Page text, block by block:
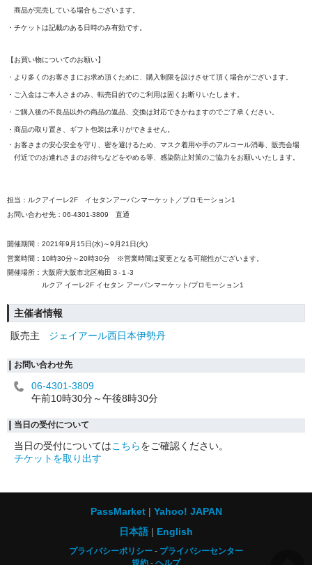
商品が完売している場合もございます。
・チケットは記載のある日時のみ有効です。
【お買い物についてのお願い】
・より多くのお客さまにお求め頂くために、購入制限を設けさせて頂く場合がございます。
・ご入金はご本人さまのみ、転売目的でのご利用は固くお断りいたします。
・ご購入後の不良品以外の商品の返品、交換は対応できかねますのでご了承ください。
・商品の取り置き、ギフト包装は承りができません。
・お客さまの安心安全を守り、密を避けるため、マスク着用や手のアルコール消毒、販売会場
付近でのお連れさまのお待ちなどをやめる等、感染防止対策のご協力をお願いいたします。
担当：ルクアイーレ2F イセタンアーバンマーケット／プロモーション1
お問い合わせ先：06-4301-3809 直通
開催期間：2021年9月15日(水)～9月21日(火)
営業時間：10時30分～20時30分 ※営業時間は変更となる可能性がございます。
開催場所：大阪府大阪市北区梅田３-１-3
ルクア イーレ2F イセタン アーバンマーケット/プロモーション1
主催者情報
販売主
ジェイアール西日本伊勢丹
お問い合わせ先
06-4301-3809
午前10時30分～午後8時30分
当日の受付について
当日の受付についてはこちらをご確認ください。
チケットを取り出す
PassMarket
Yahoo! JAPAN
日本語
English
プライバシーポリシー
プライバシーセンター
規約
ヘルプ